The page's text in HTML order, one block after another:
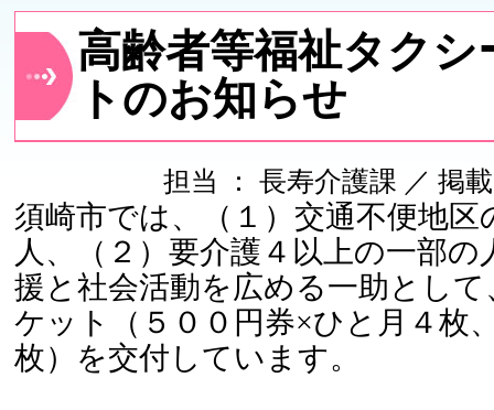
高齢者等福祉タクシ
トのお知らせ
担当 ： 長寿介護課 ／ 掲
須崎市では、（１）交通不便地区
人、（２）要介護４以上の一部の
援と社会活動を広める一助とし
ケット（５００円券×ひと月４枚
枚）を交付しています。